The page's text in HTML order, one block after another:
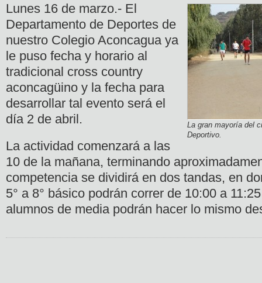
La gran mayoría del
Deportivo.
Lunes 16 de marzo.- El
Departamento de Deportes de
nuestro Colegio Aconcagua ya
le puso fecha y horario al
tradicional cross country
aconcagüino y la fecha para
desarrollar tal evento será el
día 2 de abril.
La actividad comenzará a las
10 de la mañana, terminando
competencia se dividirá en dos tandas, en
5° a 8° básico podrán correr de 10:00 a
alumnos de media podrán hacer lo mismo